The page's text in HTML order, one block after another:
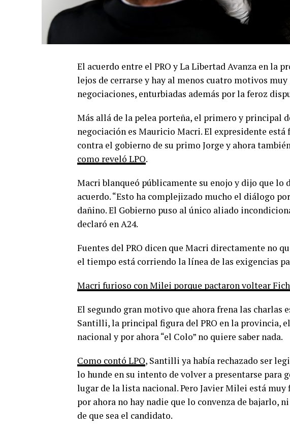
El acuerdo entre el PRO y La Libertad Avanza en la
lejos de cerrarse y hay al menos cuatro motivos
negociaciones, enturbiadas además por la feroz
Más allá de la pelea porteña, el primero y principal
negociación es Mauricio Macri. El expresidente
contra el gobierno de su primo Jorge y ahora
como reveló LPO.
Macri blanqueó públicamente su enojo y dijo que lo
acuerdo. “Esto ha complejizado mucho el diálogo
dañino. El Gobierno puso al único aliado
declaró en A24.
Fuentes del PRO dicen que Macri directamente no
el tiempo está corriendo la línea de las exigencias
Macri furioso con Milei porque pactaron voltear
El segundo gran motivo que ahora frena las charlas
Santilli, la principal figura del PRO en la provincia,
nacional y por ahora “el Colo” no quiere saber nada.
Como contó LPO, Santilli ya había rechazado ser
lo hunde en su intento de volver a presentarse para
lugar de la lista nacional. Pero Javier Milei está muy
por ahora no hay nadie que lo convenza de bajarlo,
de que sea el candidato.